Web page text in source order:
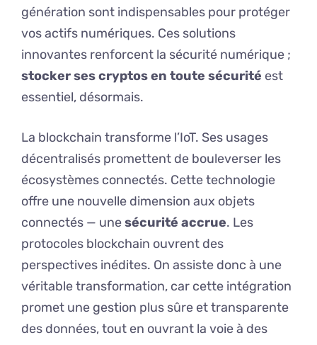
génération sont indispensables pour protéger
vos actifs numériques. Ces solutions
innovantes renforcent la sécurité numérique ;
stocker ses cryptos en toute sécurité est
essentiel, désormais.
La blockchain transforme l’IoT. Ses usages
décentralisés promettent de bouleverser les
écosystèmes connectés. Cette technologie
offre une nouvelle dimension aux objets
connectés — unesécurité accrue. Les
protocoles blockchain ouvrent des
perspectives inédites. On assiste donc à une
véritable transformation, car cette intégration
promet une gestion plus sûre et transparente
des données, tout en ouvrant la voie à des